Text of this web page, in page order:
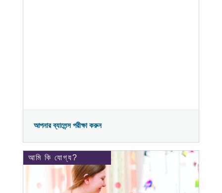
আপনার ব্যালেন্স পরীক্ষা করুন
আমি কি যোগ্য?